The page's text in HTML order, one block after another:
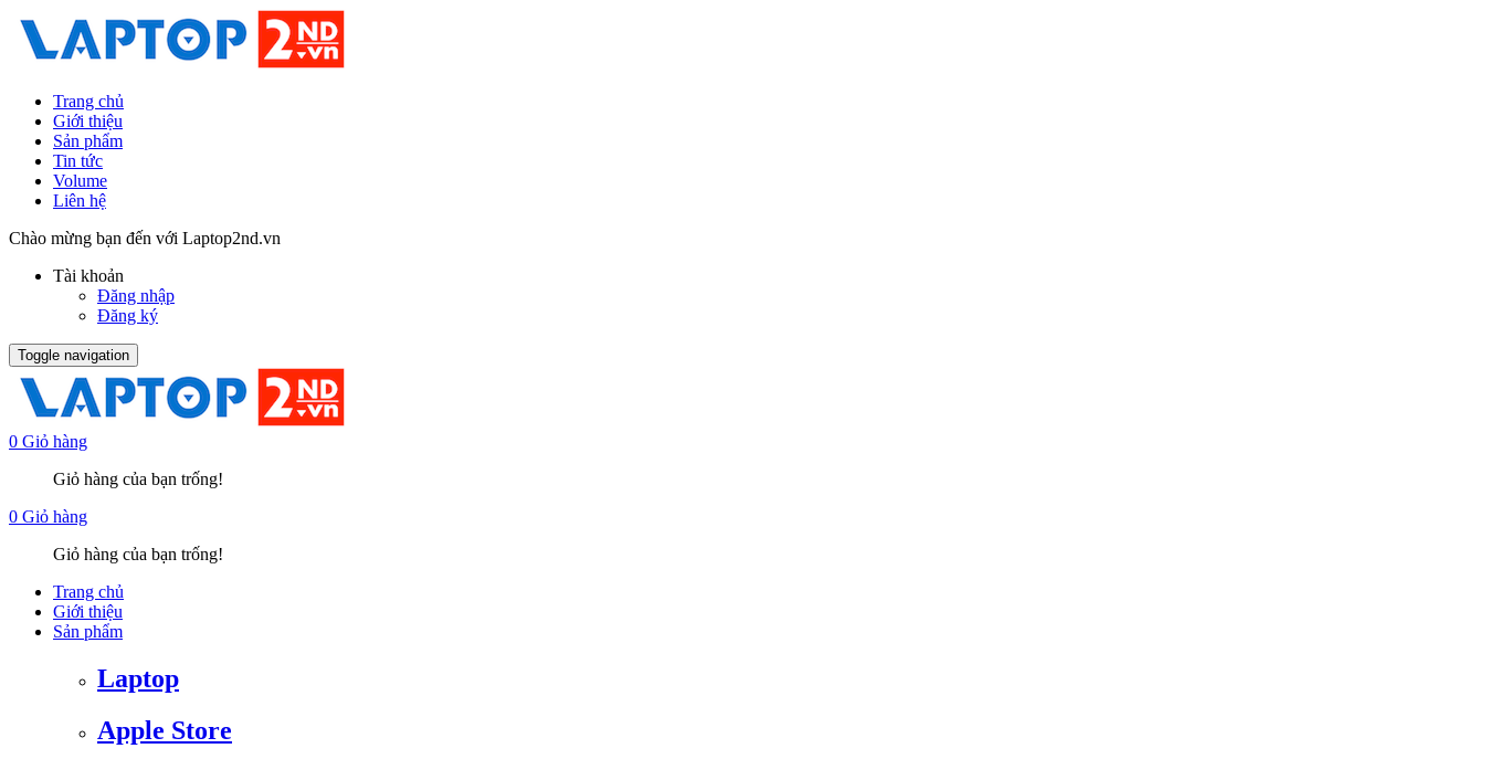
Trang chủ
Giới thiệu
Sản phẩm
Tin tức
Volume
Liên hệ
Chào mừng bạn đến với Laptop2nd.vn
Tài khoản
Đăng nhập
Đăng ký
Toggle navigation
0 Giỏ hàng
Giỏ hàng của bạn trống!
0 Giỏ hàng
Giỏ hàng của bạn trống!
Trang chủ
Giới thiệu
Sản phẩm
Laptop
Apple Store